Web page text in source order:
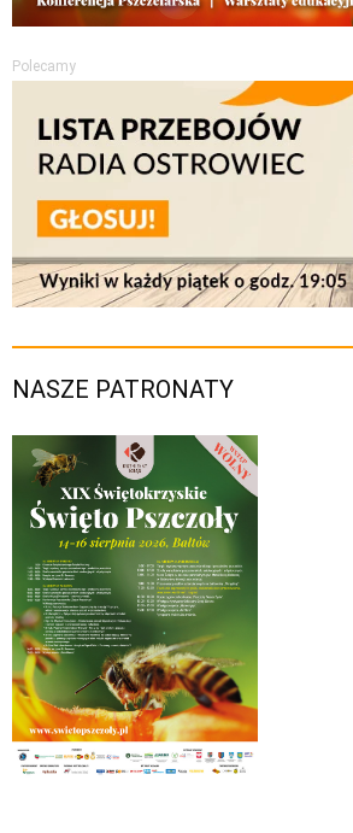
Polecamy
NASZE PATRONATY